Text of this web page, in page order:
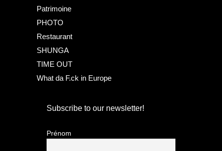
Patrimoine
PHOTO
Restaurant
SHUNGA
TIME OUT
What da F.ck in Europe
Subscribe to our newsletter!
Prénom